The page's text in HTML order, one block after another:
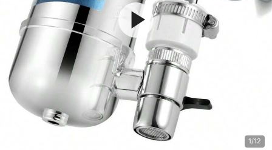
1/12